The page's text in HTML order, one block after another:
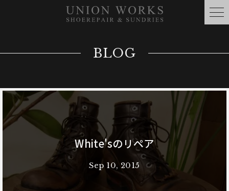
BLOG
White'sのリペア
Sep 10, 2015